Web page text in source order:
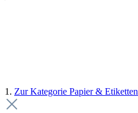
1. Zur Kategorie Papier & Etiketten